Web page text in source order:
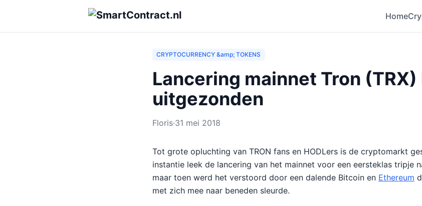
Home
CRYPTOCURRENCY &amp; TOKENS
Lancering mainnet Tron (TRX)
uitgezonden
Floris·31 mei 2018
Tot grote opluchting van TRON fans en HODLers is de cryptomarkt
instantie leek de lancering van het mainnet voor een eersteklas tripje
maar toen werd het verstoord door een dalende Bitcoin en Ethereum
met zich mee naar beneden sleurde.